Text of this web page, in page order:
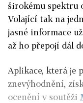
širokému spektru
Volající tak na
jasné informace
až ho přepojí dál
Aplikace, která je
znevýhodnění,
ocenění v soutěži